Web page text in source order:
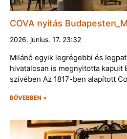
COVA nyitás
2026. június. 17. 23:32
Milánó egyik legrégebbi és
hivatalosan is megnyitotta kapuit
szívében Az 1817-ben alapított
BŐVEBBEN »